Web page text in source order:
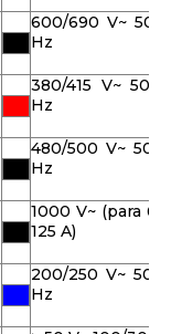
600/690 V~ 50
Hz
380/415 V~ 50
Hz
480/500 V~ 50
Hz
1000 V~ (para 63
125 A)
200/250 V~ 50
Hz